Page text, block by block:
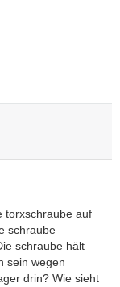
torxschraube auf
schraube
schraube hält
sein wegen
drin? Wie sieht